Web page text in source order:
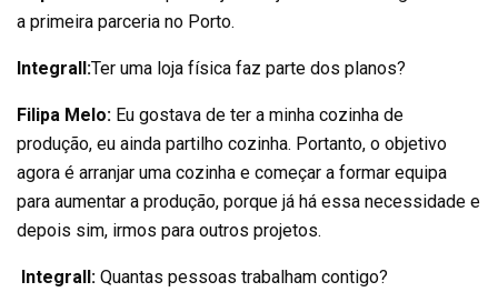
a primeira parceria no Porto.
Integrall:Ter uma loja física faz parte dos planos?
Filipa Melo: Eu gostava de ter a minha cozinha de
produção, eu ainda partilho cozinha. Portanto, o objetivo
agora é arranjar uma cozinha e começar a formar equipa
para aumentar a produção, porque já há essa necessidade e
depois sim, irmos para outros projetos.
Integrall: Quantas pessoas trabalham contigo?